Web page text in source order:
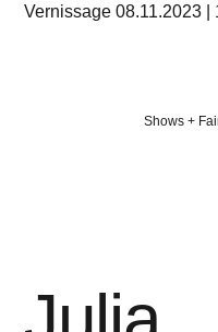
Vernissage 08.11.2023 |
Veröffentlicht
Shows +